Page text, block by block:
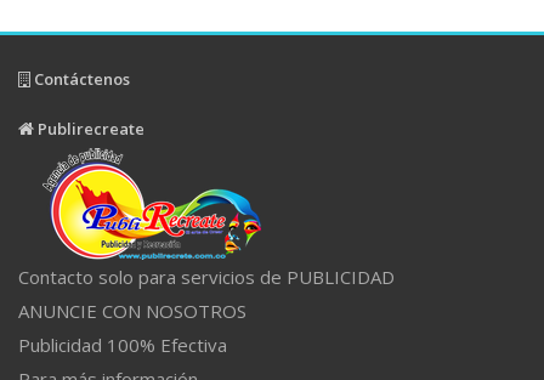
Contáctenos
Publirecreate
Contacto solo para servicios de PUBLICIDAD
ANUNCIE CON NOSOTROS
Publicidad 100% Efectiva